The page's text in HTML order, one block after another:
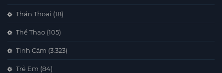
Thần Thoại (18)
Thể Thao (105)
Tình Cảm (3.323)
Trẻ Em (84)